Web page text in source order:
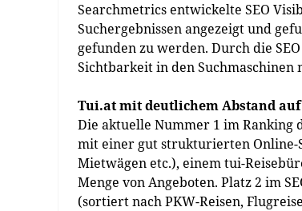
Searchmetrics entwickelte SEO
Suchergebnissen angezeigt und
gefunden zu werden. Durch die
Sichtbarkeit in den
Tui.at mit deutlichem Abstand auf
Die aktuelle Nummer 1 im Ranking
mit einer gut strukturierten Online-
Mietwägen etc.), einem tui-
Menge von Angeboten. Platz 2 im
(sortiert nach PKW-Reisen,